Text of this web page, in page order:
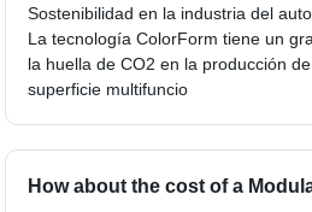
Sostenibilidad en la industria del
La tecnología ColorForm tiene un
la huella de CO2 en la producción
superficie multifuncio
How about the cost of a